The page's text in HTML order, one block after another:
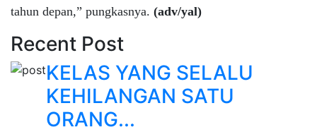
tahun depan,” pungkasnya. (adv/yal)
Recent Post
KELAS YANG SELALU
KEHILANGAN SATU
ORANG...